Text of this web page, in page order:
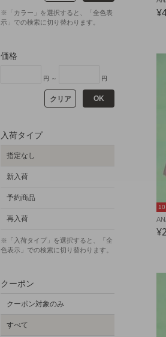
※「カラー」を選択すると、「全色表
示」での検索に切り替わります。
価格
円 ～ 円
クリア OK
入荷タイプ
指定なし
新入荷
予約商品
再入荷
※「入荷タイプ」を選択すると、「全
色表示」での検索に切り替わります。
クーポン
クーポン対象のみ
すべて